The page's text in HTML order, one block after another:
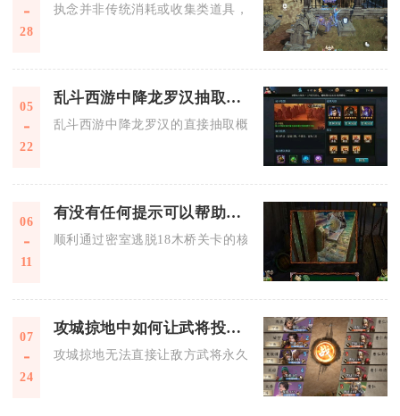
28
执念并非传统消耗或收集类道具，而是奇遇任务的核心剧情
05
22
乱斗西游中降龙罗汉抽取几率如何
乱斗西游中降龙罗汉的直接抽取概率偏低，常规祈愿单抽概
06
11
有没有任何提示可以帮助我顺利通过密室逃脱18木桥
顺利通过密室逃脱18木桥关卡的核心是按规则拼接木板、优
07
24
攻城掠地中如何让武将投敌背叛
攻城掠地无法直接让敌方武将永久投敌背叛，仅能依靠特定